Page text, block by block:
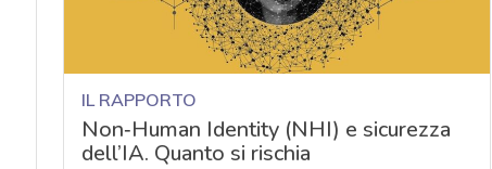
IL RAPPORTO
Non‑Human Identity (NHI) e sicurezza
dell’IA. Quanto si rischia